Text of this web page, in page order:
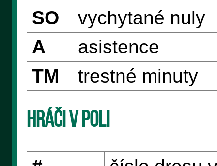
SO
vychytané nuly
A
asistence
TM
trestné minuty
Hráči v poli